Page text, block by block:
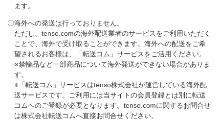
ます。
〇海外への発送は行っておりません。
ただし、tenso.comの海外配送業者のサービスをご利用いただく
ことで、海外で受け取ることができます。海外への配送をご希
望されるお客様は、「転送コム」サービスをご活用ください。
※禁輸品など一部商品について海外発送ができない場合がありま
す。​
※「転送コム」サービスはtenso株式会社が運営している海外配
送サービスです。ご利用には当サイトの会員登録とは別に転送
コムへのご登録が必要となります。tenso.comに関するお問合せ
は株式会社転送コムへ直接お問合せください。